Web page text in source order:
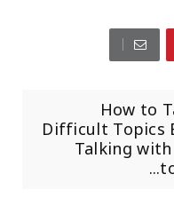
How to
Difficult Topics
Talking